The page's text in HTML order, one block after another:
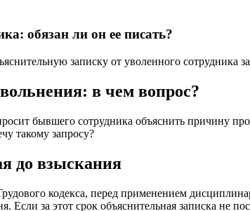
обязан ли он ее писать?
записку от уволенного
в чем вопрос?
бывшего сотрудника объяснить причину
такому запросу?
до взыскания
кодекса, перед применением
Если за этот срок объяснительная записка не